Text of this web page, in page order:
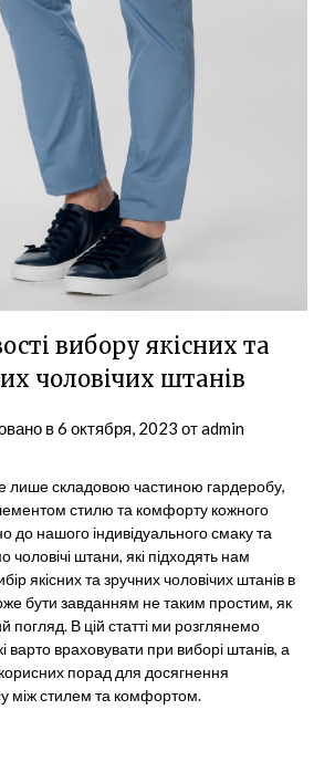
вибору якісних та
чоловічих штанів
в6 октября, 2023 отadmin
лише складовою частиною гардеробу,
стилю та комфорту кожного
до нашого індивідуального смаку та
штани, які підходять нам
якісних та зручних чоловічих штанів в
бути завданням не таким простим, як
погляд. В цій статті ми розглянемо
варто враховувати при виборі штанів, а
порад для досягнення
між стилем та комфортом.